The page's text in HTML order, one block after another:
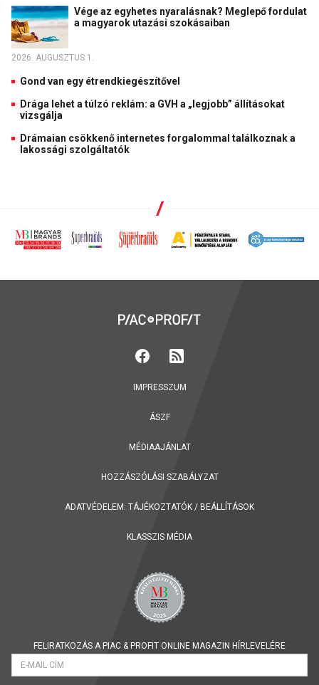
Vége az egyhetes nyaralásnak? Meglepő fordulat
a magyarok utazási szokásaiban
2026. AUGUSZTUS 1.
Gond van egy étrendkiegészítővel
Drága lehet a túlzó reklám: a GVH a „legjobb” állításokat
vizsgálja
Drámaian csökkenő internetes forgalommal találkoznak a
lakossági szolgáltatók
IMPRESSZUM
ÁSZF
MÉDIAAJÁNLAT
HOZZÁSZÓLÁSI SZABÁLYZAT
ADATVÉDELEM: TÁJÉKOZTATÓK / BEÁLLÍTÁSOK
KLASSZIS MÉDIA
FELIRATKOZÁS A PIAC & PROFIT ONLINE MAGAZIN HÍRLEVELÉRE